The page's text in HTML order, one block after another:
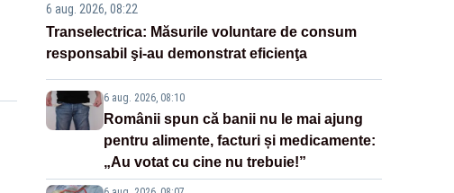
6 aug. 2026, 08:22
Transelectrica: Măsurile voluntare de consum
responsabil şi-au demonstrat eficienţa
6 aug. 2026, 08:10
Românii spun că banii nu le mai ajung
pentru alimente, facturi și medicamente:
„Au votat cu cine nu trebuie!”